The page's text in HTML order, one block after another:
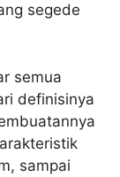
segede
semua
definisinya
sampai